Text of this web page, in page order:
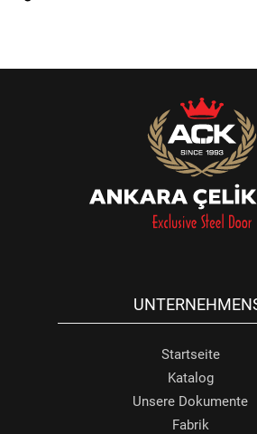
Startseite
Katalog
Unsere Dokumente
Fabrik